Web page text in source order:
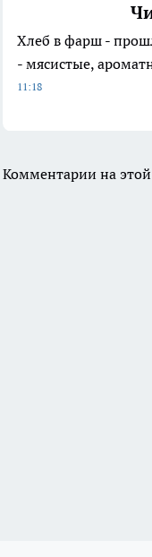
Хлеб в фарш -
- мясистые,
11:18
Комментарии на